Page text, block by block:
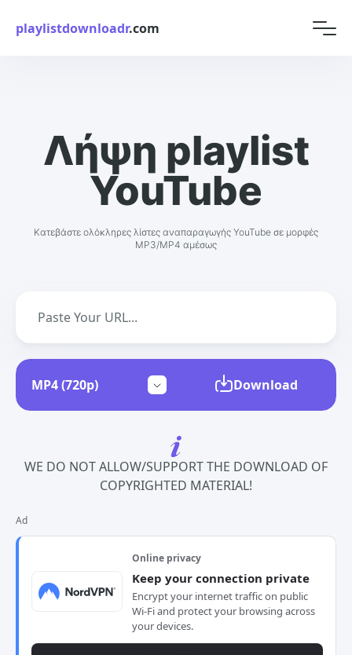
playlistdownloadr.com
Λήψη playlist
YouTube
Κατεβάστε ολόκληρες λίστες αναπαραγωγής YouTube σε μορφές
MP3/MP4 αμέσως
Download
WE DO NOT ALLOW/SUPPORT THE DOWNLOAD OF
COPYRIGHTED MATERIAL!
Ad
Online privacy
Keep your connection private
Encrypt your internet traffic on public
Wi-Fi and protect your browsing across
your devices.